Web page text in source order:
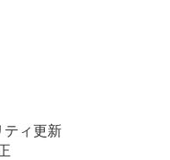
ィ更新